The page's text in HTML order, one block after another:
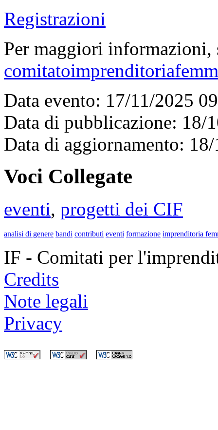
Registrazioni
Per maggiori informazioni,
Data evento: 17/11/2025
Data di pubblicazione: 18/
Data di aggiornamento:
Voci Collegate
eventi, progetti dei CIF
analisi di genere bandi contributi eventi formazione imprenditoria
IF - Comitati per
Credits
Note legali
Privacy